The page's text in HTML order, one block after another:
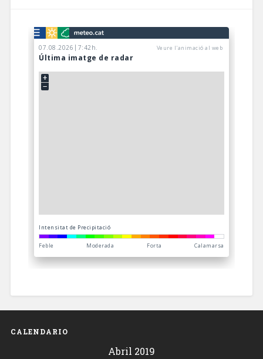
CALENDARIO
Abril 2019